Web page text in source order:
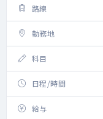
路線
勤務地
科目
日程/時間
給与